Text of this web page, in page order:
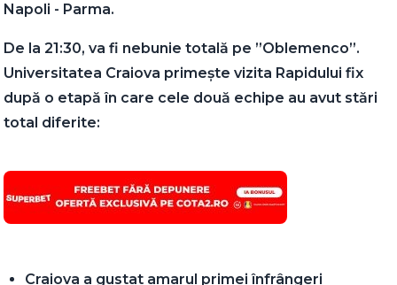
Napoli - Parma.
De la 21:30, va fi nebunie totală pe ”Oblemenco”.
Universitatea Craiova primește vizita Rapidului fix
după o etapă în care cele două echipe au avut stări
total diferite:
Craiova a gustat amarul primei înfrângeri